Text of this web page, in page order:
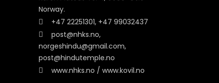
Norway.
+47 22251301, +47 99032437
post@nhks.no,
norgeshindu@gmail.com,
post@hindutemple.no
www.nhks.no / www.kovil.no